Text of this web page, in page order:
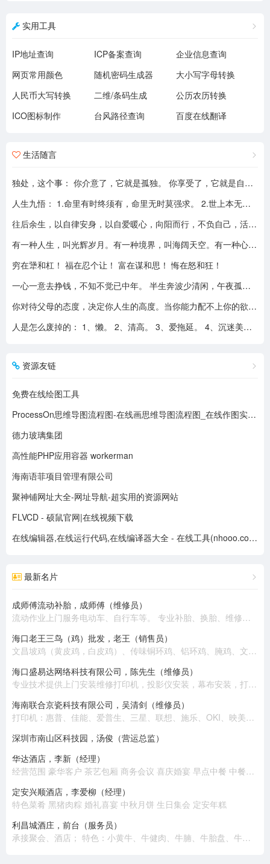
实用工具
IP地址查询 ICP备案查询
企业信息查询
网页常用颜色
随机密码生成器
大小写字母转换
人民币大写转换
二维/条码生成
公历农历转换
ICO图标制作
台风路径查询 百度在线翻译
生活随言
独处，这个事： 你介意了，它就是孤独。 你享受了，它就是自由。
人生九悟： 1.命里有时终须有，命里无时莫强求。 2.世上本无事槦人自扰之。 3.睡前原谅一切，醒来不问过往。 4.平安健康是财富，无病无灾。 5.人心换人心，换不来就转身。 6.看破不说破，看透不说透。 7.得意时看淡，失意时看开。 8.知足常乐，一切随缘。 9.人生本过客，何须执着。
往后余生，以自律安身，以自爱暖心，向阳而行，不负自己，活成自己喜欢的模样！
有一种人生，叫光辉岁月。有一种境界，叫海阔天空。有一种心态，叫不可一世。 有一种亲情，叫真的爱你。有一种乡音，叫农民。 有一种爱情，叫喜欢你。 有一种路途，叫灰色轨迹。 有一种知己，叫情人。有一种情结，叫长城。 有一种和平，叫AMANI。 有一种行动，叫不再犹豫。 有一种父爱，叫大地。有一种孤独，叫冷雨夜。 有一种伤心，叫无尽空虚。 有一种无奈，叫岁月无声。有一种信仰，叫再见理想。有一种童真，叫月光光。有一种力量，叫冲开一切。有一种坚强，叫午夜怨曲。有一种感慨，叫谁伴我闯荡。 有一种坦然，叫无悔这一生。有一种思念，叫遥望。有一个歌手，叫黄家驹。 有一支乐队，叫BEYOND。三十多年，一晃而过！精神永留心间，致敬家驹！！
穷在犟和杠！ 福在忍个让！ 富在谋和思！ 悔在怒和狂！
一心一意去挣钱，不知不觉已中年。 半生奔波少清闲，午夜孤枕难入眠。 青山不老我不闲，一生忙碌为油盐。 风风雨雨几十载，转眼黄土埋胸前。 我笑青山颜不变，青山笑我已暮年。 如牛到老不得闲，得闲已与山共眠。 半生风雨半生寒，一杯浊酒敬流年。 回首过往半生路，七分酸楚三分甜。 岁月赠我两鬓霜，红尘赐我一身伤。 尝遍人间千般苦，颜衰依旧笑夕阳。
你对待父母的态度，决定你人生的高度。当你能力配不上你的欲望的时候，要学会控制欲望，并对自己的能力有认知、对自己的消费有规划、对自己的欲望有克制。
人是怎么废掉的： 1、懒。 2、清高。 3、爱拖延。 4、沉迷美色。 5、没有自控力。 6、不思考不学习。 7、安慰式自我欺骗。 8、胆小如鼠不敢打拼。 9、不懂示弱找别人帮助。 10、满脑子都是鸡毛蒜皮，忽略重大事情的选择。
资源友链
免费在线绘图工具
ProcessOn思维导图流程图-在线画思维导图流程图_在线作图实时协作
德力玻璃集团
高性能PHP应用容器 workerman
海南语菲项目管理有限公司
聚神铺网址大全-网址导航-超实用的资源网站
FLVCD - 硕鼠官网|在线视频下载
在线编辑器,在线运行代码,在线编译器大全 - 在线工具(nhooo.com)
最新名片
成师傅流动补胎，成师傅（维修员）
流动作业上门服务电动车、自行车等。 专业补胎、换胎、维修、换电池、收电池回收旧电动车。 热情周到、上门服务。
海口老王三鸟（鸡）批发，老王（销售员）
文昌坡鸡（黄皮鸡，白皮鸡）、传味铜环鸡、铝环鸡、腌鸡、文昌公鸡、乌鸡、老鸡、半老鸡、公鸡（大脚）
海口盛易达网络科技有限公司，陈先生（维修员）
专业技术提供上​‌‌门安装维修打印机，投影仪安装，幕布安装，打印耗材配送，电脑组装，笔记本电脑维修，收银机维修，监控安装，网络布线，高清摄像头安装，网络组建，背景音乐安装等 。 公司有专业技术员十几名，随时提供上门安装维修服务，价格优惠，质量保证！
海南联合京瓷科技有限公司，吴清剑（维修员）
打印机：惠普、佳能、爱普生、三星、联想、施乐、OKI、映美、兄弟、富士通、得实、京瓷、中税。 复印机：施乐、东芝、佳能、理光、夏普、京瓷、美能达、震旦。 扫描仪：惠普、佳能、爱普生、柯达、汉王、富士通、紫光、中晶。 电脑：联想、惠普、华硕。 耗材：各类品牌原装国产。
深圳市南山区科技园，汤俊（营运总监）
华达酒店，李新（经理）
经营范围 豪华客户 茶艺包厢 商务会议 喜庆婚宴 早点中餐 中餐包厢
定安兴顺酒店，李爱柳（经理）
特色菜肴 黑猪肉粽 婚礼喜宴 中秋月饼 生日集会 定安年糕
利昌城酒庄，前台（服务员）
承接聚会、酒店； 特色：小黄牛、牛健肉、牛腩、牛胎盘、牛百叶、牛鞭、炸牛排、煎牛肉、肥牛。